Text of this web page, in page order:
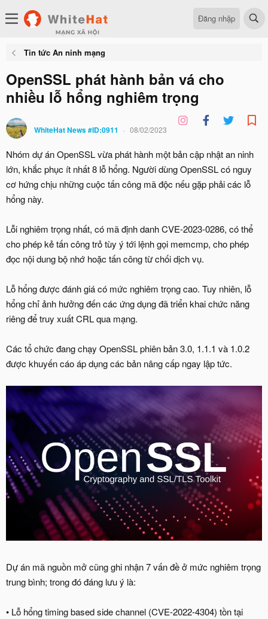
Đăng nhập
Tin tức An ninh mạng
OpenSSL phát hành bản vá cho
nhiều lỗ hổng nghiêm trọng
WhiteHat News #ID:0911 08/02/2023
Nhóm dự án OpenSSL vừa phát hành một bản cập nhật an ninh
lớn, khắc phục ít nhất 8 lỗ hổng. Người dùng OpenSSL có nguy
cơ hứng chịu những cuộc tấn công mã độc nếu gặp phải các lỗ
hổng này.
Lỗi nghiêm trọng nhất, có mã định danh CVE-2023-0286, có thể
cho phép kẻ tấn công trỏ tùy ý tới lệnh gọi memcmp, cho phép
đọc nội dung bộ nhớ hoặc tấn công từ chối dịch vụ.
Lỗ hổng được đánh giá có mức nghiêm trọng cao. Tuy nhiên, lỗ
hổng chỉ ảnh hưởng đến các ứng dụng đã triển khai chức năng
riêng để truy xuất CRL qua mạng.
Các tổ chức đang chạy OpenSSL phiên bản 3.0, 1.1.1 và 1.0.2
được khuyến cáo áp dụng các bản nâng cấp ngay lập tức.
Dự án mã nguồn mở cũng ghi nhận 7 vấn đề ở mức nghiêm trọng
trung bình; trong đó đáng lưu ý là:
• Lỗ hổng timing based side channel (CVE-2022-4304) tồn tại